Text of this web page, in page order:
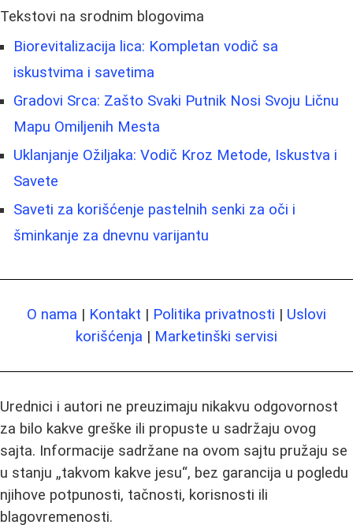
Tekstovi na srodnim blogovima
Biorevitalizacija lica: Kompletan vodič sa
iskustvima i savetima
Gradovi Srca: Zašto Svaki Putnik Nosi Svoju Ličnu
Mapu Omiljenih Mesta
Uklanjanje Ožiljaka: Vodič Kroz Metode, Iskustva i
Savete
Saveti za korišćenje pastelnih senki za oči i
šminkanje za dnevnu varijantu
O nama | Kontakt | Politika privatnosti | Uslovi
korišćenja | Marketinški servisi
Urednici i autori ne preuzimaju nikakvu odgovornost
za bilo kakve greške ili propuste u sadržaju ovog
sajta. Informacije sadržane na ovom sajtu pružaju se
u stanju „takvom kakve jesu“, bez garancija u pogledu
njihove potpunosti, tačnosti, korisnosti ili
blagovremenosti.